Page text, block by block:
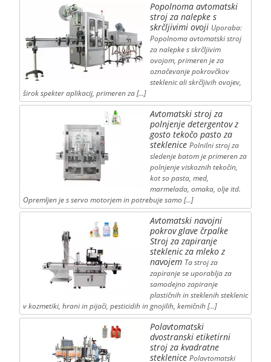
Popolnoma avtomatski
stroj za nalepke s
skrčljivimi ovoji Uporaba:
Popolnoma avtomatski stroj
za nalepke s skrčljivim
ovojom, primeren je za
označevanje pokrovčkov
steklenic ali skrčljivih ovojev,
širok spekter aplikacij, primeren za […]
Avtomatski stroj za
polnjenje detergentov z
gosto tekočo pasto za
steklenice Polnilni stroj za
sledenje batom je primeren za
polnjenje viskoznih tekočin,
kot so pasta, med,
marmelada, omaka, olje itd.
Opremljen je s servo motorjem in potrebuje samo […]
Avtomatski navojni
pokrov glave črpalke
Stroj za zapiranje
steklenic za mleko z
navojem Ta stroj za
zapiranje se uporablja za
samodejno zapiranje
plastičnih in steklenih steklenic
v kozmetiki, hrani in pijači, pesticidih in gnojilih, kemičnih […]
Polavtomatski
dvostranski etiketirni
stroj za kvadratne
steklenice Polavtomatski